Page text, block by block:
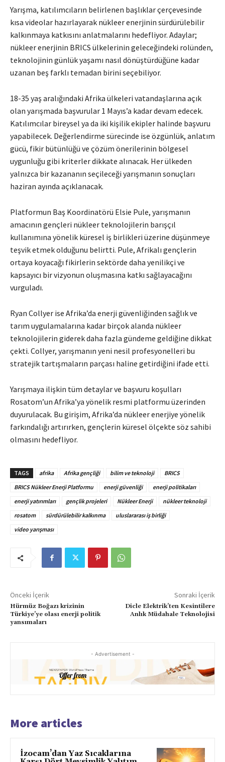
Yarışma, katılımcıların belirlenen başlıklar çerçevesinde
kısa videolar hazırlayarak nükleer enerjinin sürdürülebilir
kalkınmaya katkısını anlatmalarını hedefliyor. Adaylar;
nükleer enerjinin BRICS ülkelerinin geleceğindeki rolünden,
teknolojinin günlük yaşamı nasıl dönüştürdüğüne kadar
uzanan beş farklı temadan birini seçebiliyor.
18-35 yaş aralığındaki Afrika ülkeleri vatandaşlarına açık
olan yarışmada başvurular 1 Mayıs’a kadar devam edecek.
Katılımcılar bireysel ya da iki kişilik ekipler halinde başvuru
yapabilecek. Değerlendirme sürecinde ise özgünlük, anlatım
gücü, fikir bütünlüğü ve çözüm önerilerinin bölgesel
uygunluğu gibi kriterler dikkate alınacak. Her ülkeden
yalnızca bir kazananın seçileceği yarışmanın sonuçları
haziran ayında açıklanacak.
Platformun Baş Koordinatörü Elsie Pule, yarışmanın
amacının gençleri nükleer teknolojilerin barışçıl
kullanımına yönelik küresel iş birlikleri üzerine düşünmeye
teşvik etmek olduğunu belirtti. Pule, Afrikalı gençlerin
ortaya koyacağı fikirlerin sektörde daha yenilikçi ve
kapsayıcı bir vizyonun oluşmasına katkı sağlayacağını
vurguladı.
Ryan Collyer ise Afrika’da enerji güvenliğinden sağlık ve
tarım uygulamalarına kadar birçok alanda nükleer
teknolojilerin giderek daha fazla gündeme geldiğine dikkat
çekti. Collyer, yarışmanın yeni nesil profesyonelleri bu
stratejik tartışmaların parçası haline getirdiğini ifade etti.
Yarışmaya ilişkin tüm detaylar ve başvuru koşulları
Rosatom’un Afrika’ya yönelik resmi platformu üzerinden
duyurulacak. Bu girişim, Afrika’da nükleer enerjiye yönelik
farkındalığı artırırken, gençlerin küresel ölçekte söz sahibi
olmasını hedefliyor.
TAGS afrika Afrika gençliği bilim ve teknoloji
BRICS
BRICS Nükleer Enerji Platformu
enerji güvenliği
enerji politikaları
enerji yatırımları
gençlik projeleri Nükleer Enerji
nükleer teknoloji
rosatom
sürdürülebilir kalkınma
uluslararası iş birliği
video yarışması
Önceki İçerik
Hürmüz Boğazı krizinin
Türkiye’ye olası enerji politik
yansımaları
Sonraki İçerik
Dicle Elektrik’ten Kesintilere
Anlık Müdahale Teknolojisi
- Advertisement -
More articles
İzocam’dan Yaz Sıcaklarına